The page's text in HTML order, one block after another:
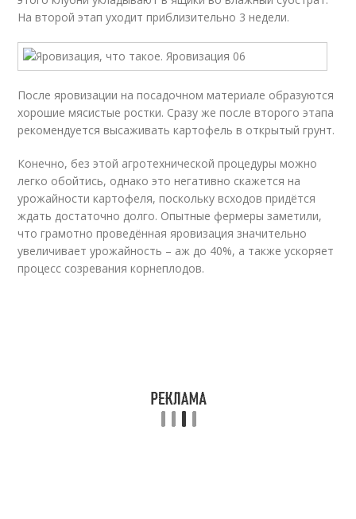
На второй этап уходит приблизительно 3 недели.
После яровизации на посадочном материале образуются
хорошие мясистые ростки. Сразу же после второго этапа
рекомендуется высаживать картофель в открытый грунт.
Конечно, без этой агротехнической процедуры можно
легко обойтись, однако это негативно скажется на
урожайности картофеля, поскольку всходов придётся
ждать достаточно долго. Опытные фермеры заметили,
что грамотно проведённая яровизация значительно
увеличивает урожайность – аж до 40%, а также ускоряет
процесс созревания корнеплодов.